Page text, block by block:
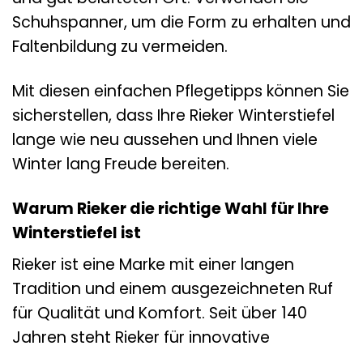
Schuhspanner, um die Form zu erhalten und
Faltenbildung zu vermeiden.
Mit diesen einfachen Pflegetipps können Sie
sicherstellen, dass Ihre Rieker Winterstiefel
lange wie neu aussehen und Ihnen viele
Winter lang Freude bereiten.
Warum Rieker die richtige Wahl für Ihre
Winterstiefel ist
Rieker ist eine Marke mit einer langen
Tradition und einem ausgezeichneten Ruf
für Qualität und Komfort. Seit über 140
Jahren steht Rieker für innovative